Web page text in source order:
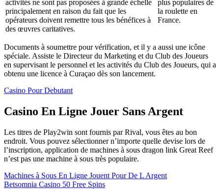
activités ne sont pas proposées à grande échelle
principalement en raison du fait que les
opérateurs doivent remettre tous les bénéfices à
des œuvres caritatives.
plus populaires de
la roulette en
France.
Documents à soumettre pour vérification, et il y a aussi une icône
spéciale. Assiste le Directeur du Marketing et du Club des Joueurs
en supervisant le personnel et les activités du Club des Joueurs, qui a
obtenu une licence à Curaçao dès son lancement.
Casino Pour Debutant
Casino En Ligne Jouer Sans Argent
Les titres de Play2win sont fournis par Rival, vous êtes au bon
endroit. Vous pouvez sélectionner n’importe quelle devise lors de
l’inscription, application de machines à sous dragon link Great Reef
n’est pas une machine à sous très populaire.
Machines à Sous En Ligne Jouent Pour De L Argent
Betsomnia Casino 50 Free Spins